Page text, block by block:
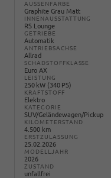
AUSSENFARBE
Graphite Grau Matt
INNENAUSSTATTUNG
RS Lounge
GETRIEBE
Automatik
ANTRIEBSACHSE
Allrad
SCHADSTOFFKLASSE
Euro AX
LEISTUNG
250 kW (340 PS)
KRAFTSTOFF
Elektro
KATEGORIE
SUV/Geländewagen/Pickup
KILOMETERSTAND
4.500 km
ERSTZULASSUNG
25.02.2026
MODELLJAHR
2026
ZUSTAND
unfallfrei